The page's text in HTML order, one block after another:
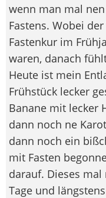
wenn man mal
Fastens. Wobei
Fastenkur im
waren, danach
Heute ist mein
Frühstück lecker
Banane mit lecker
dann noch ne
dann noch ein
mit Fasten
darauf. Dieses
Tage und